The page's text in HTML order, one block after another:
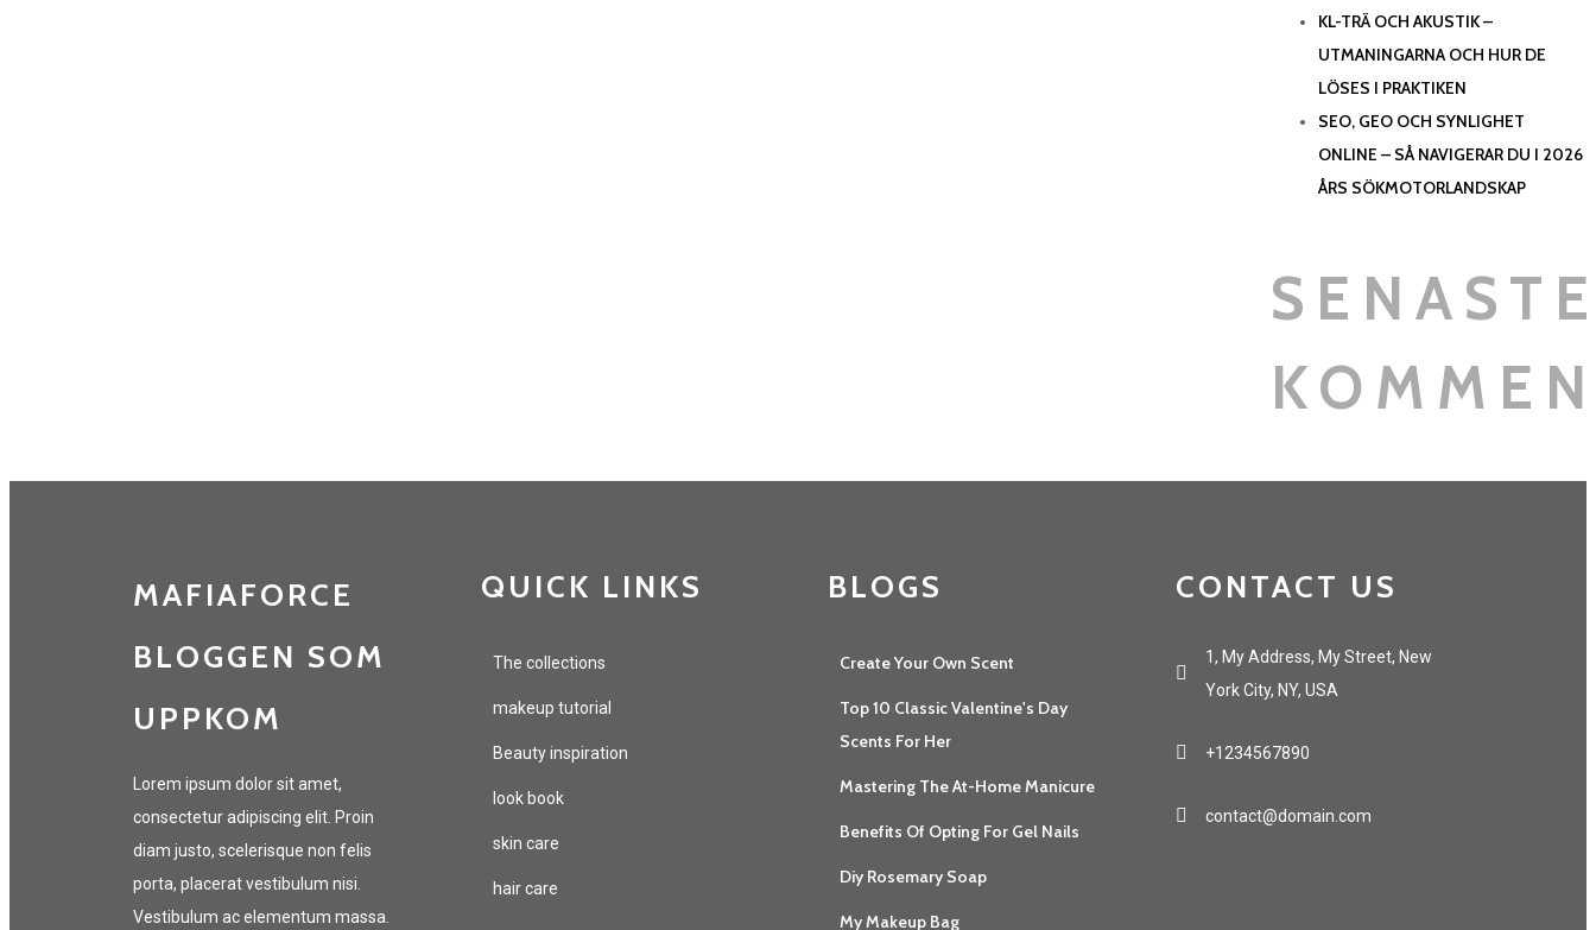
KL-TRÄ OCH AKUSTIK –
UTMANINGARNA OCH HUR DE
LÖSES I PRAKTIKEN
SEO, GEO OCH SYNLIGHET
ONLINE – SÅ NAVIGERAR DU I 2026
ÅRS SÖKMOTORLANDSKAP
MAFIAFORCE
BLOGGEN SOM
UPPKOM
Lorem ipsum dolor sit amet,
consectetur adipiscing elit. Proin
diam justo, scelerisque non felis
porta, placerat vestibulum nisi.
Vestibulum ac elementum massa.
QUICK LINKS
The collections
makeup tutorial
Beauty inspiration
look book
skin care
hair care
BLOGS
Create Your Own Scent
Top 10 Classic Valentine's Day
Scents For Her
Mastering The At-Home Manicure
Benefits Of Opting For Gel Nails
Diy Rosemary Soap
My Makeup Bag
CONTACT US
1, My Address, My Street, New
York City, NY, USA
+1234567890
contact@domain.com